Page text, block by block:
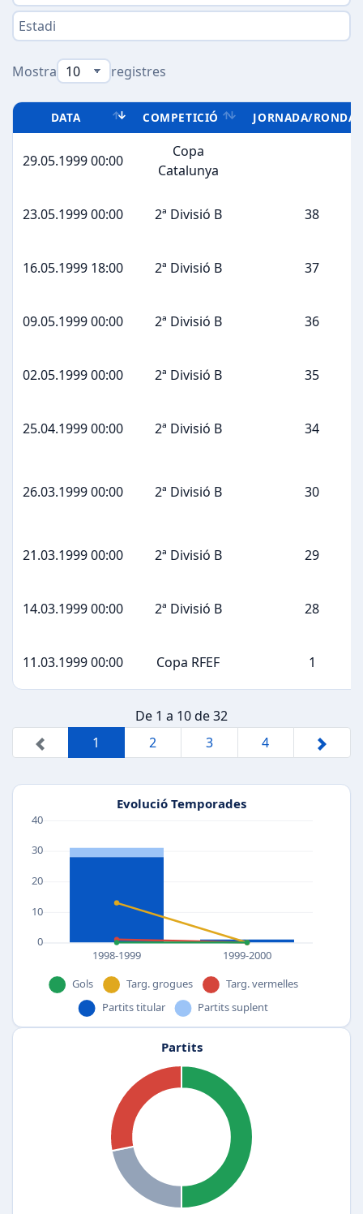
Mostra registres
DATA COMPETICIÓ JORNADA/RONDA
29.05.1999 00:00
Copa
Catalunya
23.05.1999 00:00 2ª Divisió B 38
16.05.1999 18:00 2ª Divisió B 37
09.05.1999 00:00 2ª Divisió B 36
02.05.1999 00:00 2ª Divisió B 35
25.04.1999 00:00 2ª Divisió B 34
26.03.1999 00:00 2ª Divisió B 30
21.03.1999 00:00 2ª Divisió B 29
14.03.1999 00:00 2ª Divisió B 28
11.03.1999 00:00 Copa RFEF 1
De 1 a 10 de 32
1
2 3 4